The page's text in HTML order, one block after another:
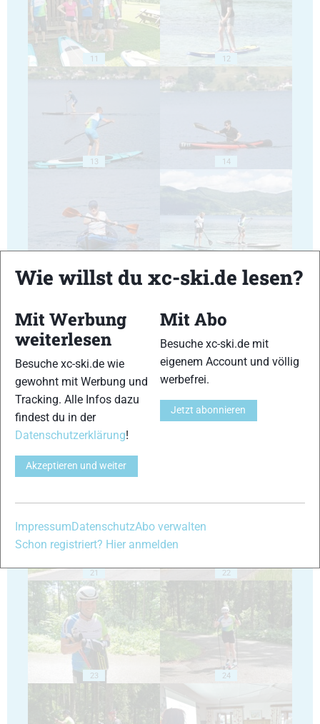
11 12
13 14
17 18
19
21 22
23 24
Wie willst du xc-ski.de lesen?
Mit Werbung
weiterlesen
Besuche xc-ski.de wie
gewohnt mit Werbung und
Tracking. Alle Infos dazu
findest du in der
Datenschutzerklärung!
Akzeptieren und weiter
Mit Abo
Besuche xc-ski.de mit
eigenem Account und völlig
werbefrei.
Jetzt abonnieren
Impressum DatenschutzAbo verwalten
Schon registriert? Hier anmelden